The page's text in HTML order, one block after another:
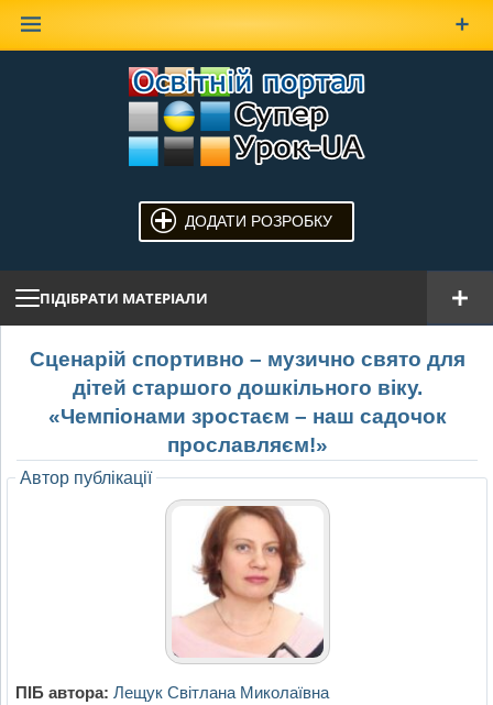
ДОДАТИ РОЗРОБКУ
ПІДІБРАТИ МАТЕРІАЛИ
Сценарій спортивно – музично свято для
дітей старшого дошкільного віку.
«Чемпіонами зростаєм – наш садочок
прославляєм!»
Автор публікації
ПІБ автора: Лещук Світлана Миколаївна